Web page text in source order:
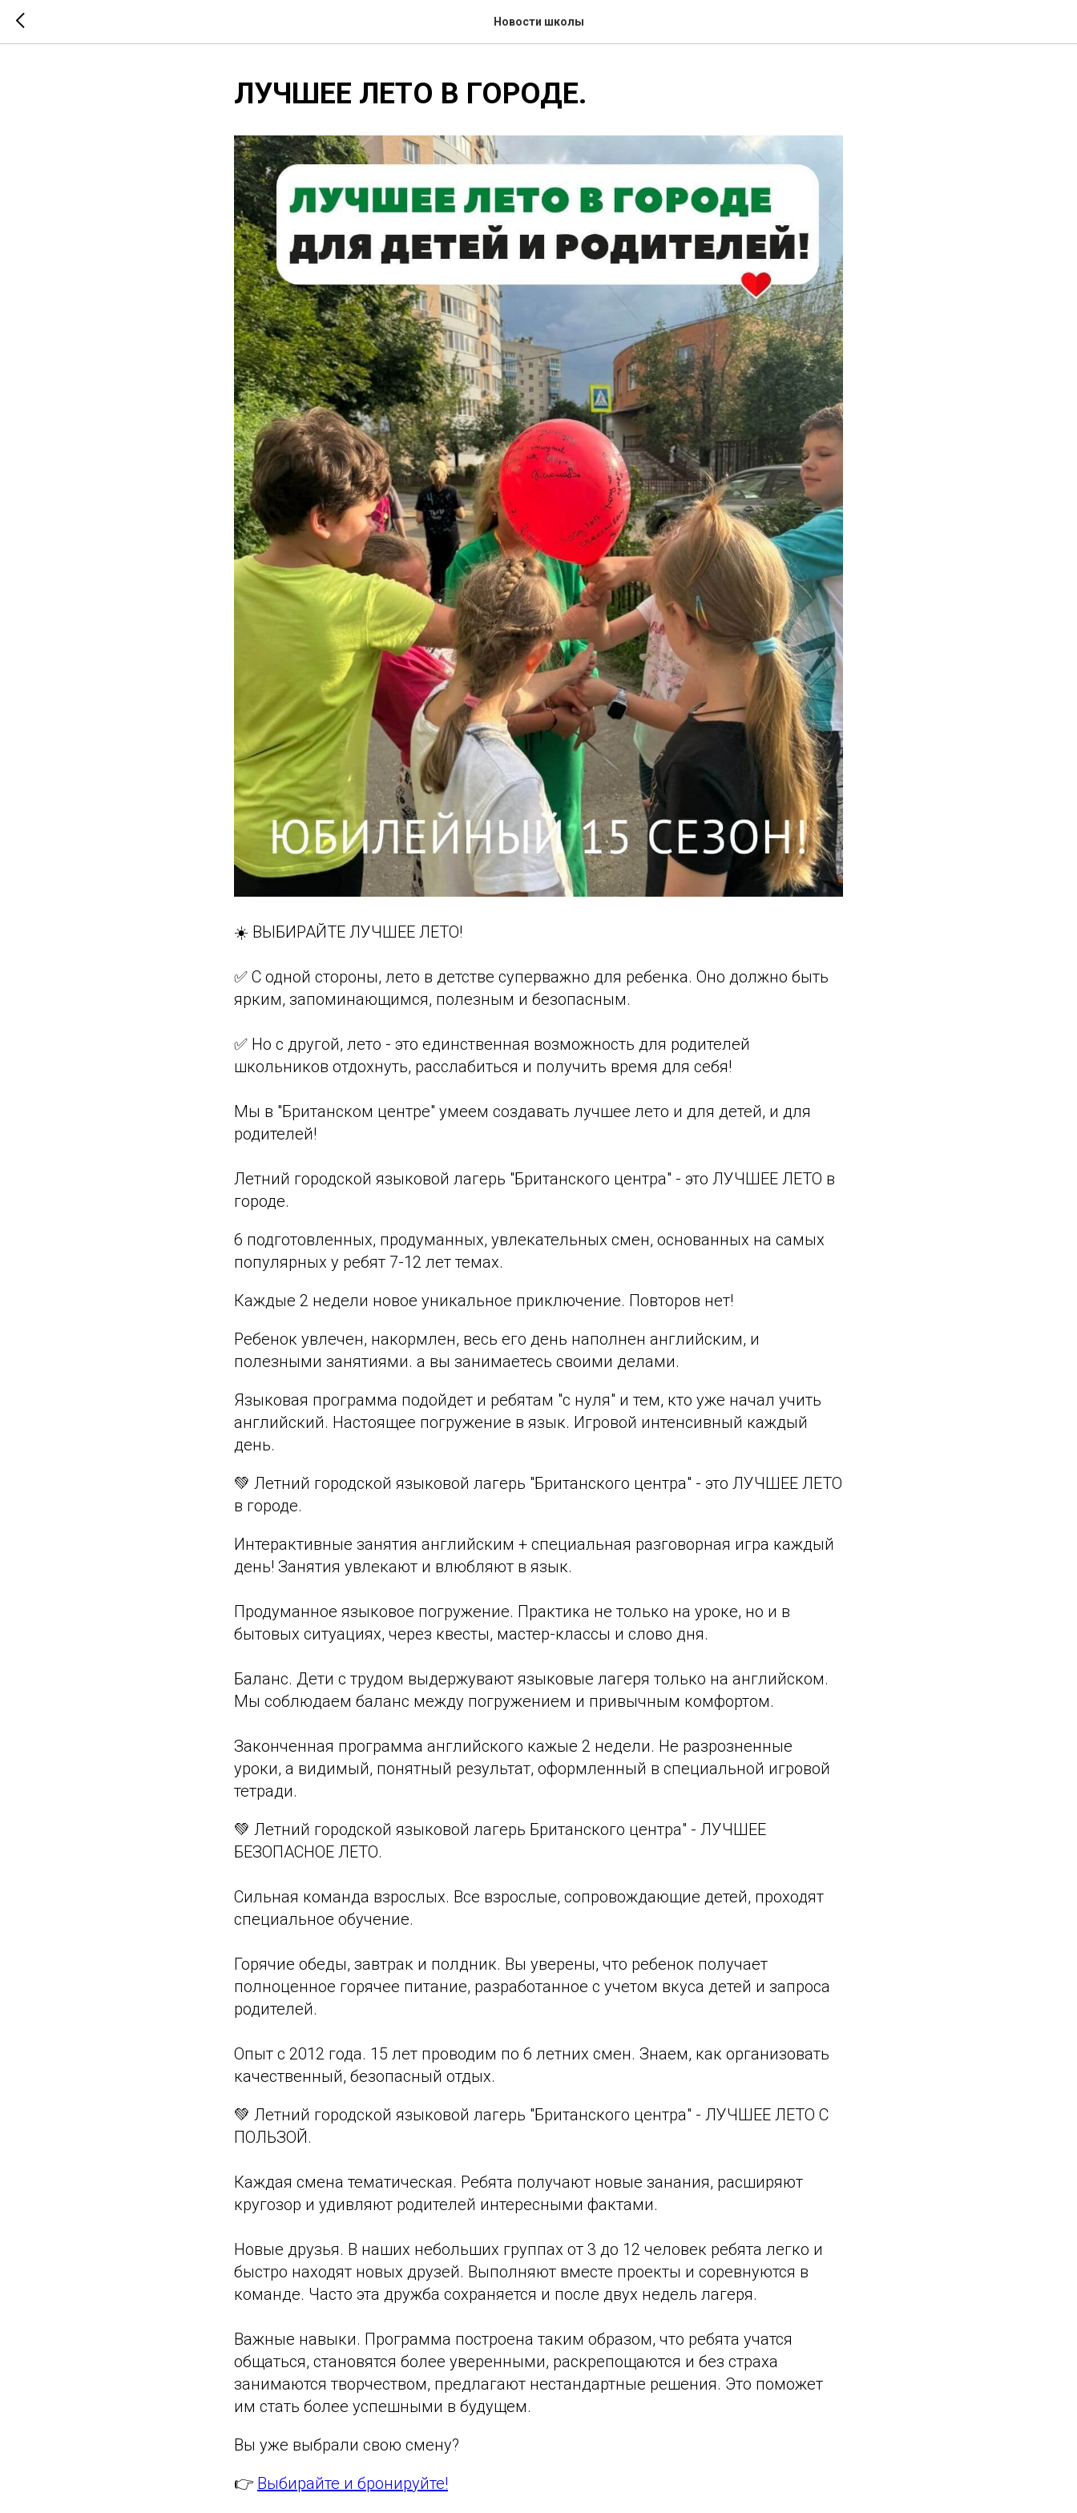
Новости школы
ЛУЧШЕЕ ЛЕТО В ГОРОДЕ.
☀️ ВЫБИРАЙТЕ ЛУЧШЕЕ ЛЕТО!
✅ С одной стороны, лето в детстве суперважно для ребенка. Оно должно быть
ярким, запоминающимся, полезным и безопасным.
✅ Но с другой, лето - это единственная возможность для родителей
школьников отдохнуть, расслабиться и получить время для себя!
Мы в "Британском центре" умеем создавать лучшее лето и для детей, и для
родителей!
Летний городской языковой лагерь "Британского центра" - это ЛУЧШЕЕ ЛЕТО в
городе.
6 подготовленных, продуманных, увлекательных смен, основанных на самых
популярных у ребят 7-12 лет темах.
Каждые 2 недели новое уникальное приключение. Повторов нет!
Ребенок увлечен, накормлен, весь его день наполнен английским, и
полезными занятиями. а вы занимаетесь своими делами.
Языковая программа подойдет и ребятам "с нуля" и тем, кто уже начал учить
английский. Настоящее погружение в язык. Игровой интенсивный каждый
день.
💚 Летний городской языковой лагерь "Британского центра" - это ЛУЧШЕЕ ЛЕТО
в городе.
Интерактивные занятия английским + специальная разговорная игра каждый
день! Занятия увлекают и влюбляют в язык.
Продуманное языковое погружение. Практика не только на уроке, но и в
бытовых ситуациях, через квесты, мастер-классы и слово дня.
Баланс. Дети с трудом выдержувают языковые лагеря только на английском.
Мы соблюдаем баланс между погружением и привычным комфортом.
Законченная программа английского кажые 2 недели. Не разрозненные
уроки, а видимый, понятный результат, оформленный в специальной игровой
тетради.
💚 Летний городской языковой лагерь Британского центра" - ЛУЧШЕЕ
БЕЗОПАСНОЕ ЛЕТО.
Сильная команда взрослых. Все взрослые, сопровождающие детей, проходят
специальное обучение.
Горячие обеды, завтрак и полдник. Вы уверены, что ребенок получает
полноценное горячее питание, разработанное с учетом вкуса детей и запроса
родителей.
Опыт с 2012 года. 15 лет проводим по 6 летних смен. Знаем, как организовать
качественный, безопасный отдых.
💚 Летний городской языковой лагерь "Британского центра" - ЛУЧШЕЕ ЛЕТО С
ПОЛЬЗОЙ.
Каждая смена тематическая. Ребята получают новые занания, расширяют
кругозор и удивляют родителей интересными фактами.
Новые друзья. В наших небольших группах от 3 до 12 человек ребята легко и
быстро находят новых друзей. Выполняют вместе проекты и соревнуются в
команде. Часто эта дружба сохраняется и после двух недель лагеря.
Важные навыки. Программа построена таким образом, что ребята учатся
общаться, становятся более уверенными, раскрепощаются и без страха
занимаются творчеством, предлагают нестандартные решения. Это поможет
им стать более успешными в будущем.
Вы уже выбрали свою смену?
👉 Выбирайте и бронируйте!